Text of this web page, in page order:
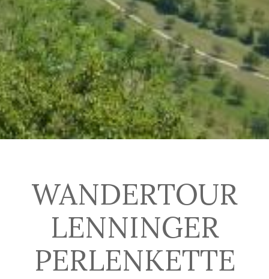
WANDERTOUR
LENNINGER
PERLENKETTE